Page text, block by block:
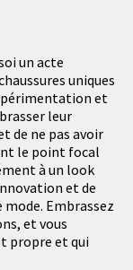
un acte
uniques
et
leur
de ne pas avoir
le point focal
à un look
et de
Embrassez
et vous
propre et qui